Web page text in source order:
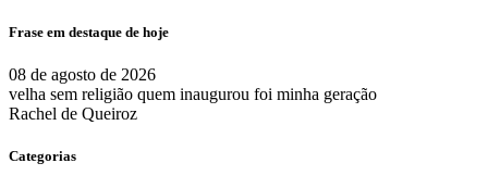
Frase em destaque de hoje
08 de agosto de 2026
velha sem religião quem inaugurou foi minha geração
Rachel de Queiroz
Categorias